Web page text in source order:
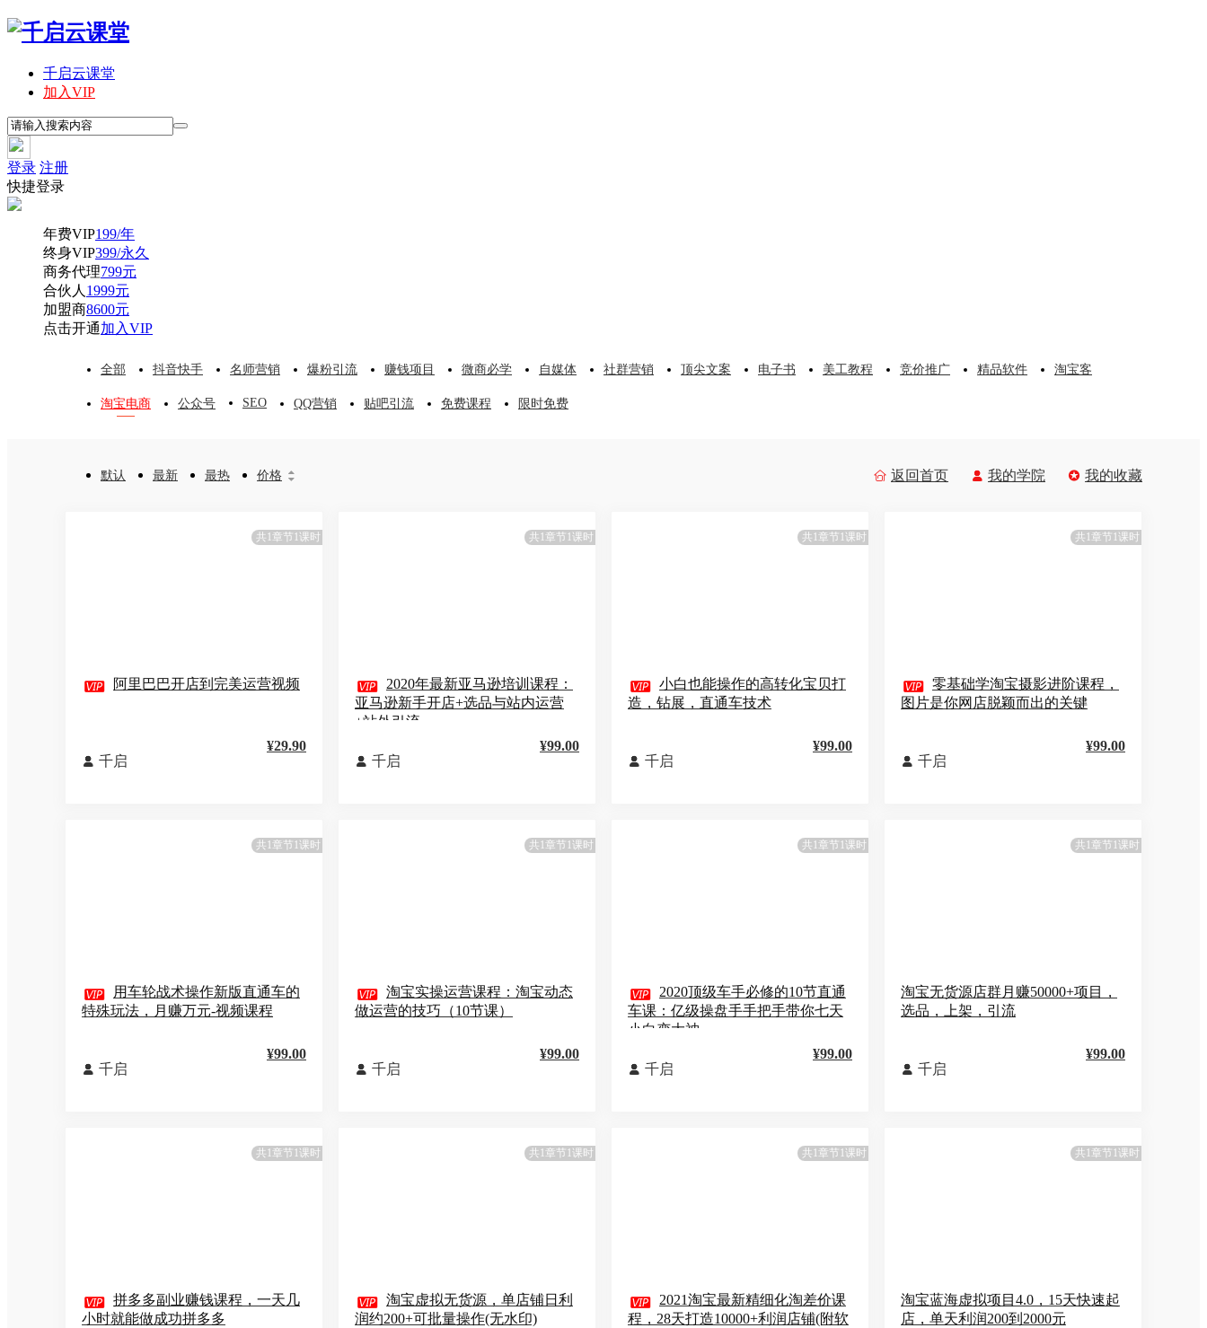
千启云课堂
加入VIP
登录 注册
快捷登录
年费VIP199/年
终身VIP399/永久
商务代理799元
合伙人 1999元
加盟商8600元
点击开通加入VIP
全部 抖音快手 名师营销 爆粉引流 赚钱项目 微商必学 自媒体 社群营销 顶尖文案 电子书 美工教程 竞价推广 精品软件 淘宝客
淘宝电商 公众号 SEO QQ营销 贴吧引流 免费课程 限时免费
 返回首页  我的学院  我的收藏
默认 最新 最热 价格 

共1章节1课时
 阿里巴巴开店到完美运营视频
 千启
¥29.90
共1章节1课时
 2020年最新亚马逊培训课程：
亚马逊新手开店+选品与站内运营
+站外引流
 千启
¥99.00
共1章节1课时
 小白也能操作的高转化宝贝打
造，钻展，直通车技术
 千启
¥99.00
共1章节1课时
 零基础学淘宝摄影进阶课程，
图片是你网店脱颖而出的关键
 千启
¥99.00
共1章节1课时

用车轮战术操作新版直通车的
特殊玩法，月赚万元-视频课程
 千启
¥99.00
共1章节1课时
 淘宝实操运营课程：淘宝动态
做运营的技巧（10节课）
 千启
¥99.00
共1章节1课时
 2020顶级车手必修的10节直通
车课：亿级操盘手手把手带你七天
小白变大神
 千启
¥99.00
共1章节1课时
淘宝无货源店群月赚50000+项目，
选品，上架，引流
 千启
¥99.00
共1章节1课时
 拼多多副业赚钱课程，一天几
小时就能做成功拼多多
共1章节1课时
 淘宝虚拟无货源，单店铺日利
润约200+可批量操作(无水印)
共1章节1课时
 2021淘宝最新精细化淘差价课
程，28天打造10000+利润店铺(附软
共1章节1课时
淘宝蓝海虚拟项目4.0，15天快速起
店，单天利润200到2000元